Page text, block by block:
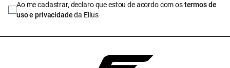
Ao me cadastrar, declaro que estou de acordo com ostermos de
uso e privacidadeda Ellus